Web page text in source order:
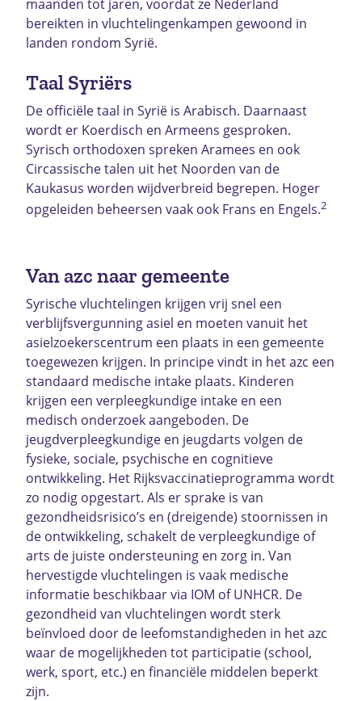
maanden tot jaren, voordat ze Nederland
bereikten in vluchtelingenkampen gewoond in
landen rondom Syrië.
Taal Syriërs
De officiële taal in Syrië is Arabisch. Daarnaast
wordt er Koerdisch en Armeens gesproken.
Syrisch orthodoxen spreken Aramees en ook
Circassische talen uit het Noorden van de
Kaukasus worden wijdverbreid begrepen. Hoger
opgeleiden beheersen vaak ook Frans en Engels.2
Van azc naar gemeente
Syrische vluchtelingen krijgen vrij snel een
verblijfsvergunning asiel en moeten vanuit het
asielzoekerscentrum een plaats in een gemeente
toegewezen krijgen. In principe vindt in het azc een
standaard medische intake plaats. Kinderen
krijgen een verpleegkundige intake en een
medisch onderzoek aangeboden. De
jeugdverpleegkundige en jeugdarts volgen de
fysieke, sociale, psychische en cognitieve
ontwikkeling. Het Rijksvaccinatieprogramma wordt
zo nodig opgestart. Als er sprake is van
gezondheidsrisico’s en (dreigende) stoornissen in
de ontwikkeling, schakelt de verpleegkundige of
arts de juiste ondersteuning en zorg in. Van
hervestigde vluchtelingen is vaak medische
informatie beschikbaar via IOM of UNHCR. De
gezondheid van vluchtelingen wordt sterk
beïnvloed door de leefomstandigheden in het azc
waar de mogelijkheden tot participatie (school,
werk, sport, etc.) en financiële middelen beperkt
zijn.